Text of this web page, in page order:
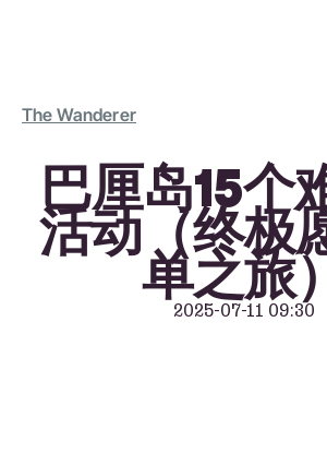
The Wanderer
巴厘岛15个
活动（终极
单之旅）
2025-07-11 09:30